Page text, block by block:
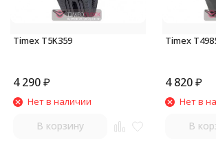
Timex T5K359
4 290₽
Нет в наличии
В корзину
Timex
4 820₽
Нет в
В